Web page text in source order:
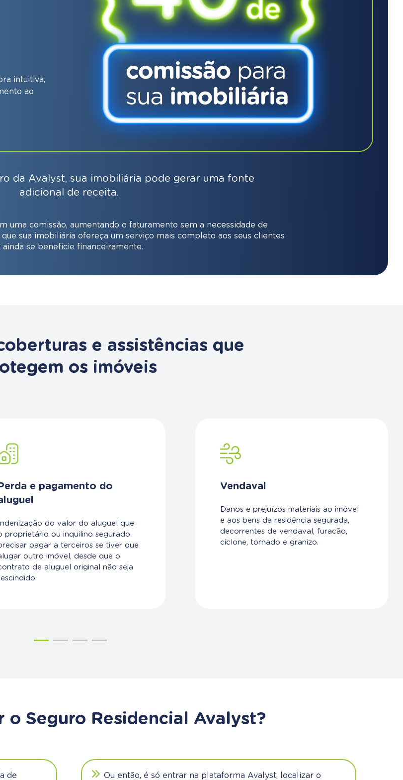
intuitiva,
ao
da Avalyst, sua imobiliária pode gerar uma fonte
adicional de receita.
uma comissão, aumentando o faturamento sem a necessidade de
sua imobiliária ofereça um serviço mais completo aos seus clientes
ainda se beneficie financeiramente.
e assistências que
os imóveis
e pagamento do
do valor do aluguel que
proprietário ou inquilino segurado
pagar a terceiros se tiver que
outro imóvel, desde que o
de aluguel original não seja
Vendaval
Danos e prejuízos materiais ao imóvel
e aos bens da residência segurada,
decorrentes de vendaval, furacão,
ciclone, tornado e granizo.
o Seguro Residencial Avalyst?
de Ou então, é só entrar na plataforma Avalyst, localizar o